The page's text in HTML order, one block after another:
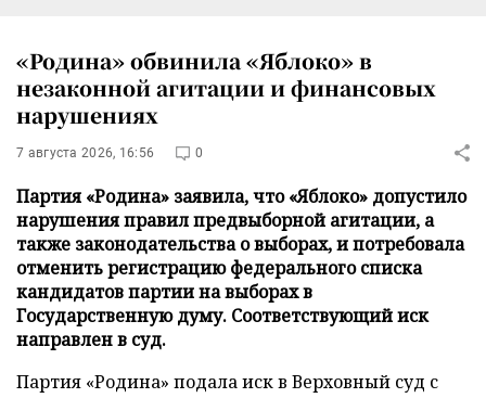
«Родина» обвинила «Яблоко» в
незаконной агитации и финансовых
нарушениях
7 августа 2026, 16:56 0
Партия «Родина» заявила, что «Яблоко» допустило
нарушения правил предвыборной агитации, а
также законодательства о выборах, и потребовала
отменить регистрацию федерального списка
кандидатов партии на выборах в
Государственную думу. Соответствующий иск
направлен в суд.
Партия «Родина» подала иск в Верховный суд с